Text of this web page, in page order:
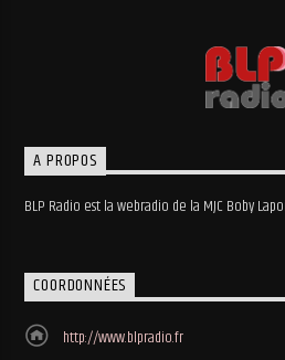
A PROPOS
BLP Radio est la webradio de la MJC Boby
COORDONNÉES
http://www.blpradio.fr